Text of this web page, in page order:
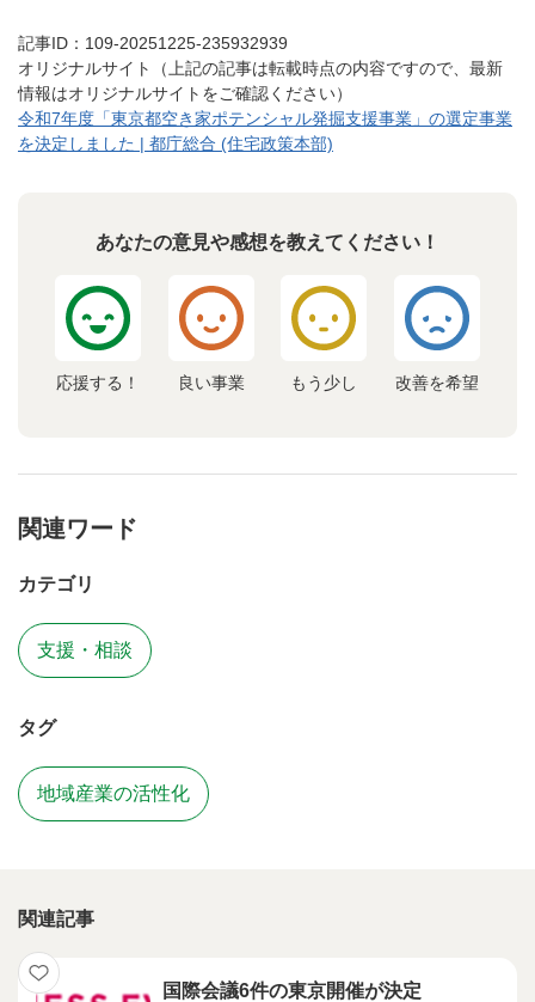
記事ID：109-20251225-235932939
オリジナルサイト（上記の記事は転載時点の内容ですので、最新
情報はオリジナルサイトをご確認ください）
令和7年度「東京都空き家ポテンシャル発掘支援事業」の選定事業
を決定しました | 都庁総合 (住宅政策本部)
あなたの意見や感想を教えてください！
応援する！ 良い事業 もう少し 改善を希望
関連ワード
カテゴリ
支援・相談
タグ
地域産業の活性化
関連記事
国際会議6件の東京開催が決定